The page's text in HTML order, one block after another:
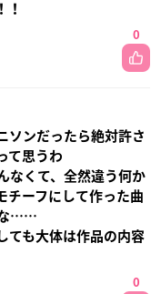
！
0
ソンだったら絶対許さ
て思うわ
なくて、全然違う何か
チーフにして作った曲
な……
ても大体は作品の内容
0